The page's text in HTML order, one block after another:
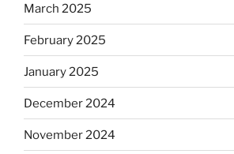
March 2025
February 2025
January 2025
December 2024
November 2024